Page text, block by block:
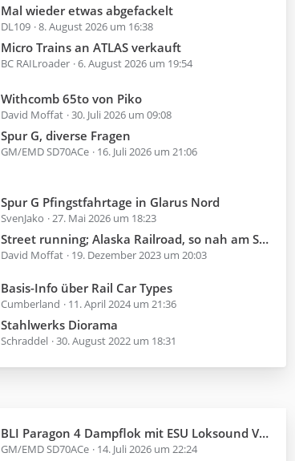
Mal wieder etwas abgefackelt
DL109 8. August 2026 um 16:38
Micro Trains an ATLAS verkauft
BC RAILroader 6. August 2026 um 19:54
Withcomb 65to von Piko
David Moffat 30. Juli 2026 um 09:08
Spur G, diverse Fragen
GM/EMD SD70ACe 16. Juli 2026 um 21:06
Spur G Pfingstfahrtage in Glarus Nord
SvenJako 27. Mai 2026 um 18:23
Street running; Alaska Railroad, so nah am Straßenverlauf wie es geht
David Moffat 19. Dezember 2023 um 20:03
Basis-Info über Rail Car Types
Cumberland 11. April 2024 um 21:36
Stahlwerks Diorama
Schraddel 30. August 2022 um 18:31
BLI Paragon 4 Dampflok mit ESU Loksound V5 und Adapterplatine umgebaut aber Programmierungsprobleme - Kann jemand helfen?
GM/EMD SD70ACe 14. Juli 2026 um 22:24